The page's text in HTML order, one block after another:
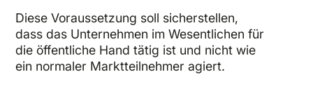
Diese Voraussetzung soll sicherstellen,
dass das Unternehmen im Wesentlichen für
die öffentliche Hand tätig ist und nicht wie
ein normaler Marktteilnehmer agiert.